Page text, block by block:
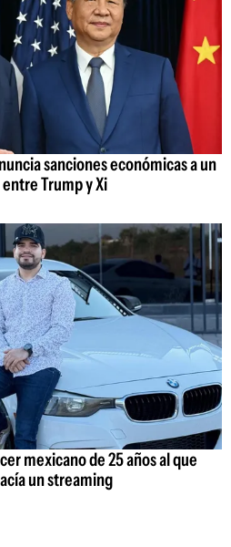
sanciones económicas a un
Trump y Xi
mexicano de 25 años al que
un streaming